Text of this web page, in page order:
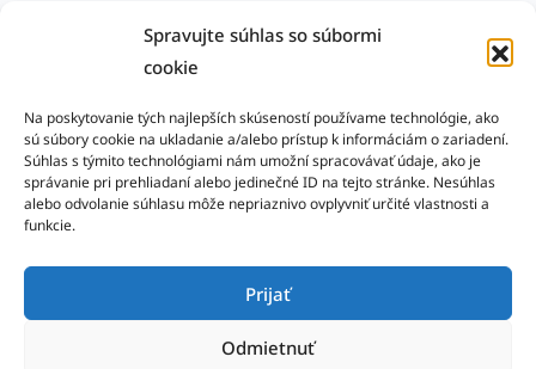
Spravujte súhlas so súbormi
cookie
Na poskytovanie tých najlepších skúseností používame technológie, ako
sú súbory cookie na ukladanie a/alebo prístup k informáciám o zariadení.
Súhlas s týmito technológiami nám umožní spracovávať údaje, ako je
správanie pri prehliadaní alebo jedinečné ID na tejto stránke. Nesúhlas
alebo odvolanie súhlasu môže nepriaznivo ovplyvniť určité vlastnosti a
funkcie.
Prijať
Odmietnuť
Združenie saleziánov spolupracovníkov na Slovensku
Domka – Združenie saleziánskej mládeže
Naším cieľom je koordinovať výchovno-pastoračné aktivity
zúčastnených a poskytovať podporu a inšpiráciu pre ich